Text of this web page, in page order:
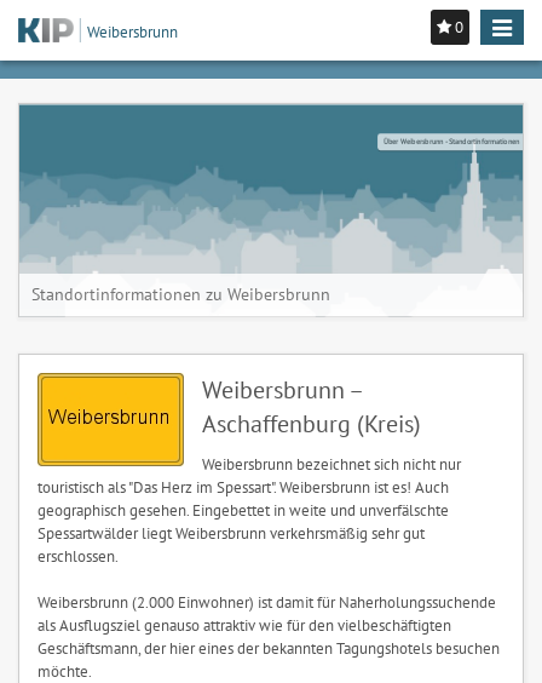
0
Toggle
Weibersbrunn
Über Weibersbrunn - Standortinformationen
Standortinformationen zu Weibersbrunn
Weibersbrunn –
Aschaffenburg (Kreis)
Weibersbrunn bezeichnet sich nicht nur
touristisch als "Das Herz im Spessart". Weibersbrunn ist es! Auch
geographisch gesehen. Eingebettet in weite und unverfälschte
Spessartwälder liegt Weibersbrunn verkehrsmäßig sehr gut
erschlossen.
Weibersbrunn (2.000 Einwohner) ist damit für Naherholungssuchende
als Ausflugsziel genauso attraktiv wie für den vielbeschäftigten
Geschäftsmann, der hier eines der bekannten Tagungshotels besuchen
möchte.